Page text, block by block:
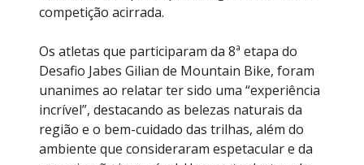
competição acirrada.
Os atletas que participaram da 8ª etapa do
Desafio Jabes Gilian de Mountain Bike, foram
unanimes ao relatar ter sido uma “experiência
incrível”, destacando as belezas naturais da
região e o bem-cuidado das trilhas, além do
ambiente que consideraram espetacular e da